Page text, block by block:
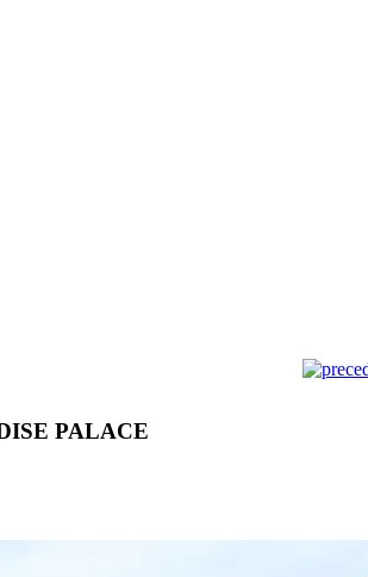
PALACE